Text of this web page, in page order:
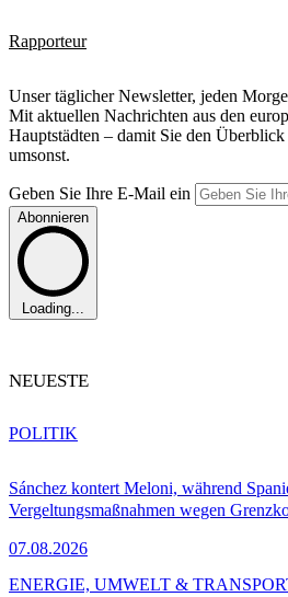
Rapporteur
Unser täglicher Newsletter, jeden
Mit aktuellen Nachrichten aus den
Hauptstädten – damit Sie den
umsonst.
Geben Sie Ihre E-Mail ein
Abonnieren
Loading...
NEUESTE
Sánchez kontert Meloni, während
Vergeltungsmaßnahmen wegen
07.08.2026
POLITIK
ENERGIE, UMWELT &